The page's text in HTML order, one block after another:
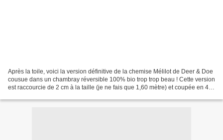
Après la toile, voici la version définitive de la chemise Mélilot de Deer & Doe
cousue dans un chambray réversible 100% bio trop trop beau ! Cette version
est raccourcie de 2 cm à la taille (je ne fais que 1,60 mètre) et coupée en 42